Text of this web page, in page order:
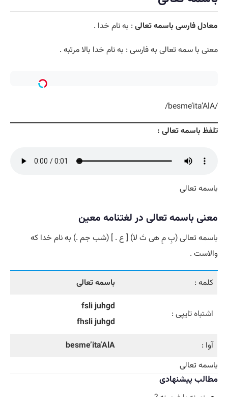
معادل فارسی باسمه تعالی : به نام خدا .
معنی با سمه تعالی به فارسی : به نام خدا بالا مرتبه .
/besme’ita’AlA/
تلفظ باسمه تعالی :
باسمه تعالی
معنی باسمه تعالی در لغتنامه معین
باسمه تعالی (بِ مِ هی تَ لا) [ ع . ] (شب جم .) به نام خدا که
والاست .
کلمه : باسمه تعالی
اشتباهتایپی :
fsli juhgd
fhsli juhgd
آوا :
besme’ita’AlA
باسمه تعالی
مطالب پیشنهادی